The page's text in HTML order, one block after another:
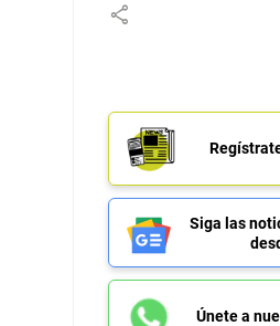
share
Siga las
Únete a